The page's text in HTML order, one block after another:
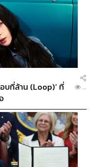
อบที่ล้าน (Loop)’ ที่
...